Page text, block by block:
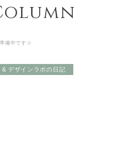
備中です☆
デザインラボの日記